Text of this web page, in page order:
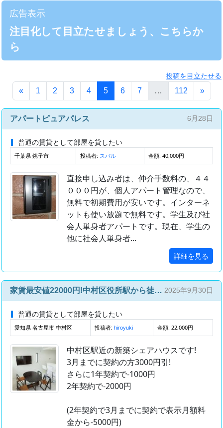
広告表示
注目化して目立たせましょう、こちらか
ら
投稿を目立たせる
« 1 2 3 4 5(このページ)
6 7 … 112 »
アパートピュアパレス 6月28日
普通の賃貸として部屋を貸したい
千葉県 銚子市 投稿者: スバル 金額: 40,000円
直接申し込み者は、仲介手数料の、４４
０００円が、個人アパート管理なので、
無料で初期費用が安いです。インターネ
ットも使い放題で無料です。学生及び社
会人単身者アパートです。現在、学生の
他に社会人単身者...
詳細を見る
家賃最安値22000円!中村区役所駅から徒歩4分! 2025年9月30日
普通の賃貸として部屋を貸したい
愛知県 名古屋市 中村区 投稿者: hiroyuki 金額: 22,000円
中村区駅近の新築シェアハウスです!
3月までに契約の方3000円引!
さらに1年契約で-1000円
2年契約で-2000円
(2年契約で3月までに契約で表示月額料
金から-5000円)